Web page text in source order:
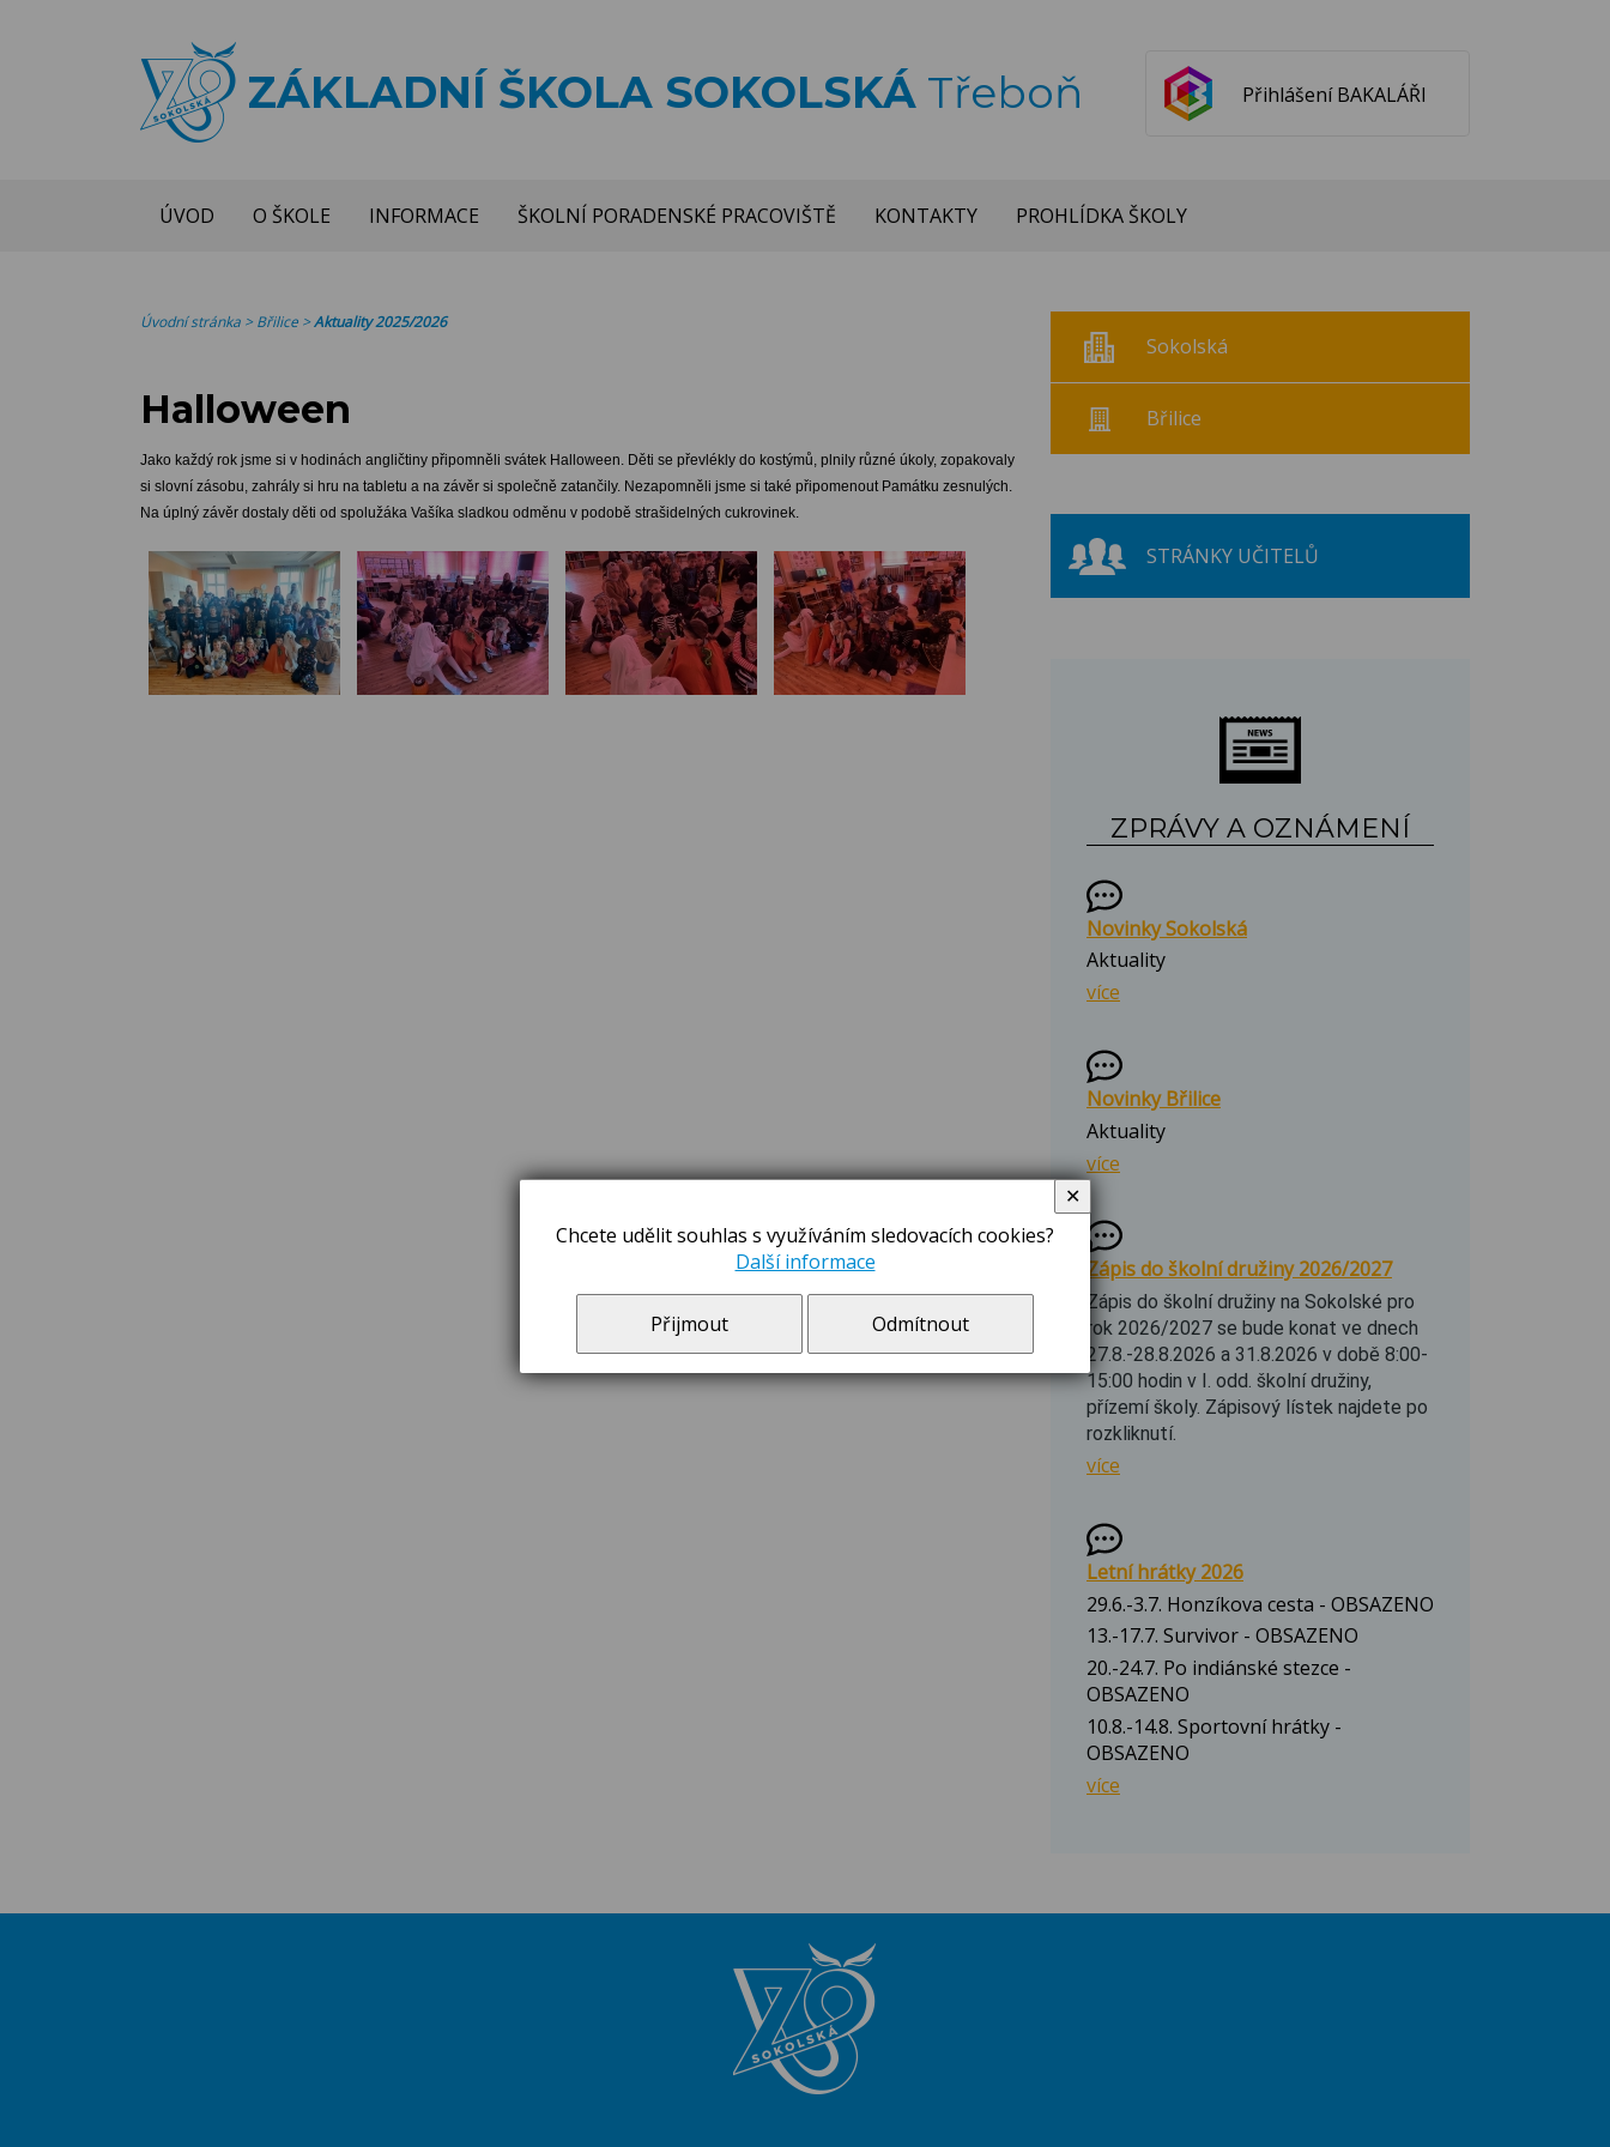
ZÁKLADNÍ ŠKOLA SOKOLSKÁ Třeboň Přihlášení BAKALÁŘI
ÚVOD O ŠKOLE INFORMACE ŠKOLNÍ PORADENSKÉ PRACOVIŠTĚ KONTAKTY PROHLÍDKA ŠKOLY
Úvodní stránka >Břilice >Aktuality 2025/2026
Halloween
Jako každý rok jsme si v hodinách angličtiny připomněli svátek Halloween. Děti se převlékly do kostýmů, plnily různé úkoly, zopakovaly
si slovní zásobu, zahrály si hru na tabletu a na závěr si společně zatančily. Nezapomněli jsme si také připomenout Památku zesnulých.
Na úplný závěr dostaly děti od spolužáka Vašíka sladkou odměnu v podobě strašidelných cukrovinek.
Sokolská
Břilice
STRÁNKY UČITELŮ
ZPRÁVY A OZNÁMENÍ
Novinky Sokolská
Aktuality
více
Novinky Břilice
Aktuality
více
Zápis do školní družiny 2026/2027
Zápis do školní družiny na Sokolské pro
rok 2026/2027 se bude konat ve dnech
27.8.-28.8.2026 a 31.8.2026 v době 8:00-
15:00 hodin v I. odd. školní družiny,
přízemí školy. Zápisový lístek najdete po
rozkliknutí.
více
Letní hrátky 2026
29.6.-3.7. Honzíkova cesta - OBSAZENO
13.-17.7. Survivor - OBSAZENO
20.-24.7. Po indiánské stezce -
OBSAZENO
10.8.-14.8. Sportovní hrátky -
OBSAZENO
více
Chcete udělit souhlas s využíváním sledovacích cookies?
Další informace
Přijmout Odmítnout
✕